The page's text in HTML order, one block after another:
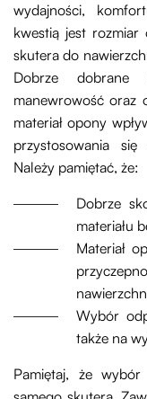
wydajności,
kwestią jest rozmiar
skutera do
Dobrze
manewrowość oraz
materiał opony
przystosowania
Należy pamiętać, że:
Dobrze
materiału
Materiał
Wybór
także na
Pamiętaj, że